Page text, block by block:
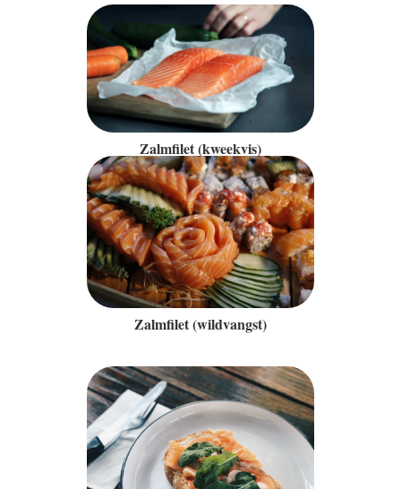
Zalmfilet (kweekvis)
Zalmfilet (wildvangst)